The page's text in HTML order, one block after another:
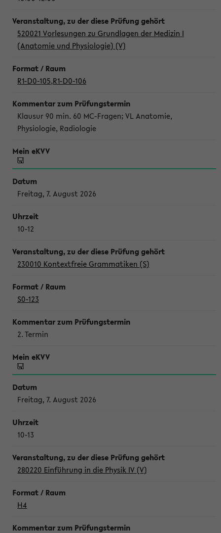
520021 Vorlesungen zu Grundlagen der Medizin I
(Anatomie und Physiologie) (V)
R1-D0-105,R1-D0-106
Klausur 90 min. 60 MC-Fragen; VL Anatomie,
Physiologie, Radiologie
Freitag, 7. August 2026
10-12
230010 Kontextfreie Grammatiken (S)
S0-123
2. Termin
Freitag, 7. August 2026
10-13
280220 Einführung in die Physik IV (V)
H4